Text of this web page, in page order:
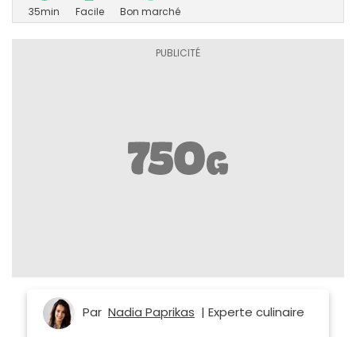
35min Facile Bon marché
Par Nadia Paprikas | Experte culinaire